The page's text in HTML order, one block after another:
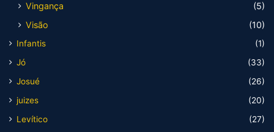
Vingança
(5)
Visão
(10)
Infantis
(1)
Jó
(33)
Josué
(26)
juizes
(20)
Levítico
(27)